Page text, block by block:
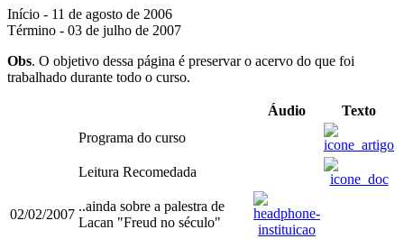
Início - 11 de agosto de 2006
Término - 03 de julho de 2007
Obs. O objetivo dessa página é preservar o acervo do que foi
trabalhado durante todo o curso.
Áudio
Texto
Programa do curso
Leitura Recomedada
02/02/2007
..ainda sobre a palestra de
Lacan "Freud no século"